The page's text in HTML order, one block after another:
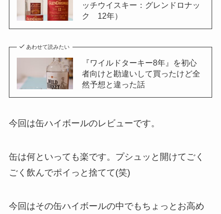
ッチウイスキー：グレンドロナッ
ク 12年）
あわせて読みたい
『ワイルドターキー8年』を初心
者向けと勘違いして買ったけど全
然予想と違った話
今回は缶ハイボールのレビューです。
缶は何といっても楽です。プシュッと開けてごく
ごく飲んでポイっと捨てて(笑)
今回はその缶ハイボールの中でもちょっとお高め